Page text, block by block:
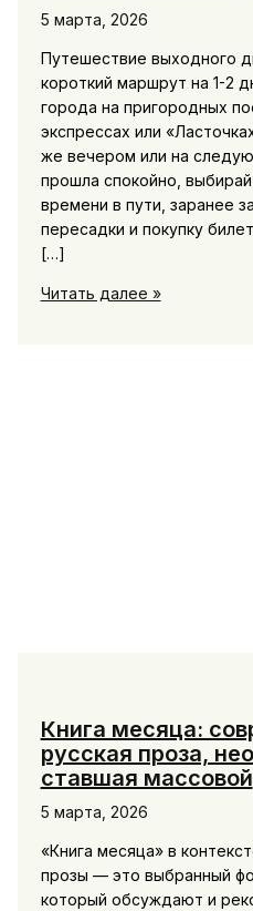
5 марта, 2026
Путешествие выходного
короткий маршрут на 1-2
города на пригородных
экспрессах или
же вечером или на
прошла спокойно,
времени в пути, заранее
пересадки и покупку
[…]
Маршруты
Читать далее »
Книга месяца:
русская проза,
ставшая массовой
5 марта, 2026
«Книга месяца» в
прозы — это выбранный
который обсуждают и